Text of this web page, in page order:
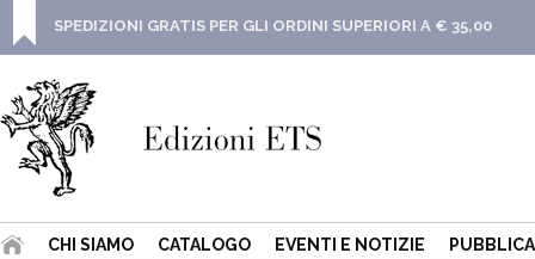
SPEDIZIONI GRATIS PER GLI ORDINI SUPERIORI A € 35,00
CHI SIAMO CATALOGO EVENTI E NOTIZIE